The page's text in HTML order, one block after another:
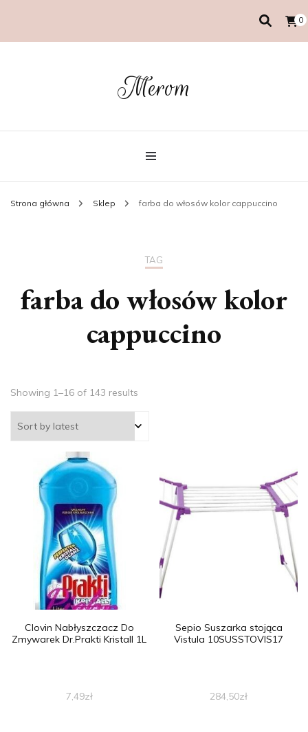
0
Merom
Strona główna Sklep farba do włosów kolor cappuccino
TAG
farba do włosów kolor
cappuccino
Showing 1–16 of 143 results
Clovin Nabłyszczacz Do
Zmywarek Dr.Prakti Kristall 1L
7,49zł
Sepio Suszarka stojąca
Vistula 10SUSSTOVIS17
284,50zł